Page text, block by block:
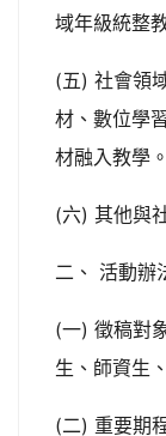
域年級統整
(五) 社會領
材、數位學
材融入教學。
(六) 其他與
二、 活動辦
(一) 徵稿對
生、師資生
(二) 重要期